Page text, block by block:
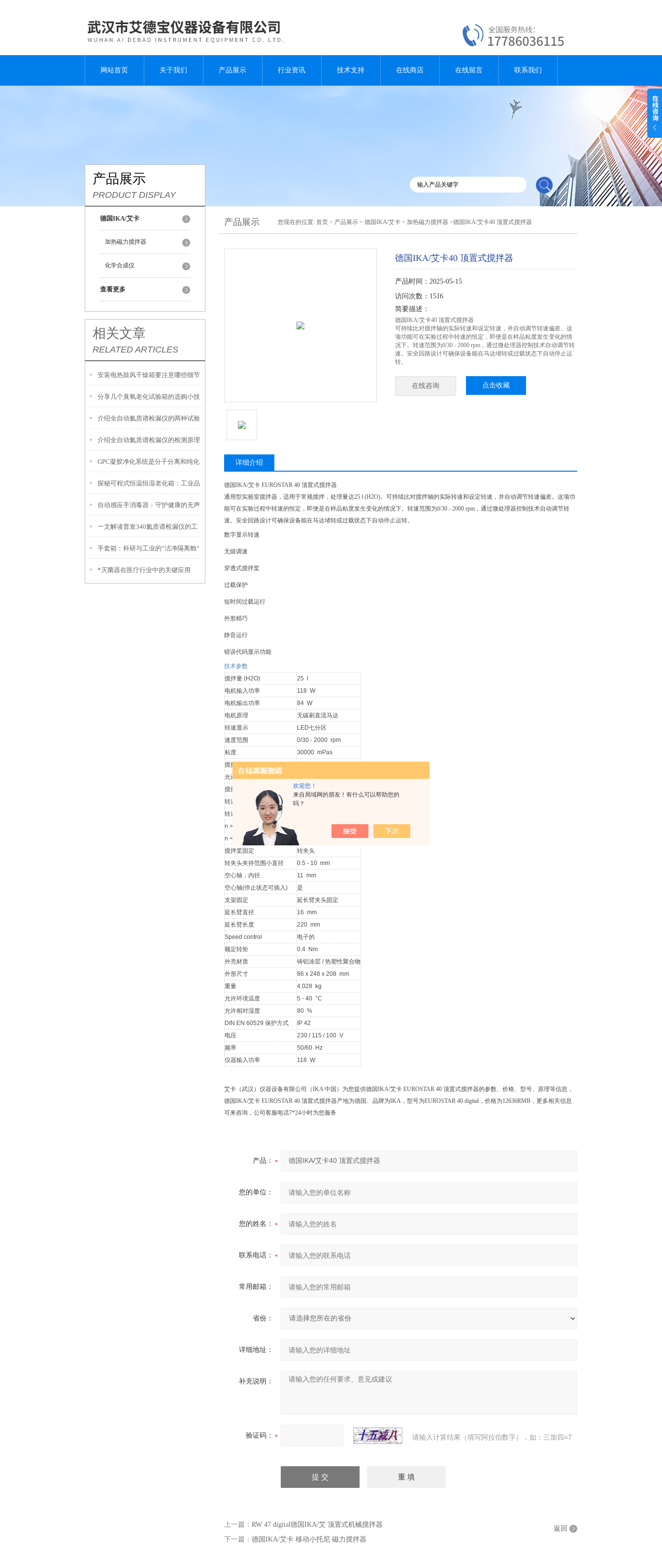
欢迎您！
来自局域网的朋友！有什么可以帮助您的
吗？
网站首页 关于我们 产品展示 行业资讯 技术支持 在线商店 在线留言 联系我们
产品展示
PRODUCT DISPLAY
德国IKA/艾卡
加热磁力搅拌器
化学合成仪
查看更多
相关文章
RELATED ARTICLES
安装电热鼓风干燥箱要注意哪些细节
分享几个臭氧老化试验箱的选购小技
巧
介绍全自动氦质谱检漏仪的两种试验
方法
介绍全自动氦质谱检漏仪的检测原理
GPC凝胶净化系统是分子分离和纯化
的工具
探秘可程式恒温恒湿老化箱：工业品
质检测的幕后英雄
自动感应手消毒器：守护健康的无声
卫士
一文解读普发340氦质谱检漏仪的工
作原理
手套箱：科研与工业的“洁净隔离舱“
*灭菌器在医疗行业中的关键应用
产品展示 您现在的位置: 首页 > 产品展示 > 德国IKA/艾卡 > 加热磁力搅拌器 >德国IKA/艾卡40 顶置式搅拌器
德国IKA/艾卡40 顶置式搅拌器
产品时间：2025-05-15
访问次数：1516
简要描述：
德国IKA/艾卡40 顶置式搅拌器
可持续比对搅拌轴的实际转速和设定转速，并自动调节转速偏差。这
项功能可在实验过程中转速的恒定，即便是在样品粘度发生变化的情
况下。转速范围为0/30 - 2000 rpm，通过微处理器控制技术自动调节转
速。安全回路设计可确保设备能在马达堵转或过载状态下自动停止运
转。
在线咨询 点击收藏
详细介绍
德国IKA/艾卡 EUROSTAR 40 顶置式搅拌器
通用型实验室搅拌器，适用于常规搅拌，处理量达25 l (H2O)。可持续比对搅拌轴的实际转速和设定转速，并自动调节转速偏差。这项功
能可在实验过程中转速的恒定，即便是在样品粘度发生变化的情况下。转速范围为0/30 - 2000 rpm，通过微处理器控制技术自动调节转
速。安全回路设计可确保设备能在马达堵转或过载状态下自动停止运转。
数字显示转速
无级调速
穿透式搅拌桨
过载保护
短时间过载运行
外形精巧
静音运行
错误代码显示功能
技术参数
搅拌量 (H2O)
25 l
电机输入功率
118 W
电机输出功率
84 W
电机原理
无碳刷直流马达
转速显示
LED七分区
速度范围
0/30 - 2000 rpm
粘度
30000 mPas
搅拌轴输出功率
允许连续运转时间
搅拌轴转矩
40 Ncm
转速控制
无级
转速设置精度
n > 300rpm时速度测量偏差
n < 300rpm时速度测量偏差 3 ±rpm
搅拌桨固定
转夹头
转夹头夹持范围小直径
0.5 - 10 mm
空心轴，内径
11 mm
空心轴(停止状态可插入)
是
支架固定
延长臂夹头固定
延长臂直径
16 mm
延长臂长度
220 mm
Speed control
电子的
额定转矩
0.4 Nm
外壳材质
铸铝涂层 / 热塑性聚合物
外形尺寸
86 x 248 x 208 mm
重量
4.028 kg
允许环境温度
5 - 40 °C
允许相对湿度
80 %
DIN EN 60529 保护方式
IP 42
电压
230 / 115 / 100 V
频率
50/60 Hz
仪器输入功率
118 W
艾卡（武汉）仪器设备有限公司（IKA 中国）为您提供德国IKA/艾卡 EUROSTAR 40 顶置式搅拌器的参数、价格、型号、原理等信息，
德国IKA/艾卡 EUROSTAR 40 顶置式搅拌器产地为德国、品牌为IKA，型号为EUROSTAR 40 digital，价格为12636RMB，更多相关信息
可来咨询，公司客服电话7*24小时为您服务
产品：
您的单位：
您的姓名：
联系电话：
常用邮箱：
省份：
详细地址：
补充说明：
验证码： 请输入计算结果（填写阿拉伯数字），如：三加四=7
上一篇： RW 47 digital德国IKA/艾 顶置式机械搅拌器
下一篇： 德国IKA/艾卡 移动小托尼 磁力搅拌器
返回